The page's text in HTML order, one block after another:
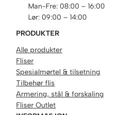
Man-Fre: 08:00 – 16:00
Lør: 09:00 – 14:00
PRODUKTER
Alle produkter
Fliser
Spesialmørtel & tilsetning
Tilbehør flis
Armering, stål & forskaling
Fliser Outlet